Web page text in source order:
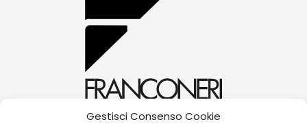
Gestisci Consenso Cookie